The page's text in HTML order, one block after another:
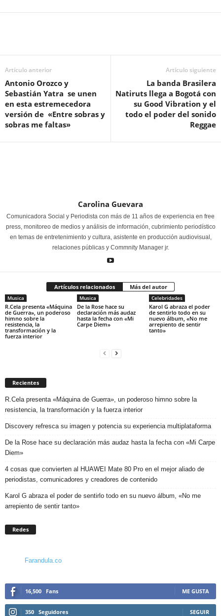
Artículo anterior
Antonio Orozco y
Sebastián Yatra se unen
en esta estremecedora
versión de «Entre sobras y
sobras me faltas»
Artículo siguiente
La banda Brasilera
Natiruts llega a Bogotá con
su Good Vibration y el
todo el poder del sonido
Reggae
Carolina Guevara
Comunicadora Social y Periodista con más de 11 años de experiencia en free
press, monitoreo de medios y análisis de información, cubrimiento periodístico
en temas de entretenimiento y cultura, asistente en producción audiovisual,
relaciones públicas y Commnity Manager jr.
Artículos relacionados Más del autor
Musica
R.Cela presenta «Máquina
de Guerra», un poderoso
himno sobre la
resistencia, la
transformación y la
fuerza interior
Musica
De la Rose hace su
declaración más audaz
hasta la fecha con «Mi
Carpe Diem»
Celebridades
Karol G abraza el poder
de sentirlo todo en su
nuevo álbum, «No me
arrepiento de sentir
tanto»
Recientes
R.Cela presenta «Máquina de Guerra», un poderoso himno sobre la
resistencia, la transformación y la fuerza interior
Discovery refresca su imagen y potencia su experiencia multiplataforma
De la Rose hace su declaración más audaz hasta la fecha con «Mi Carpe
Diem»
4 cosas que convierten al HUAWEI Mate 80 Pro en el mejor aliado de
periodistas, comunicadores y creadores de contenido
Karol G abraza el poder de sentirlo todo en su nuevo álbum, «No me
arrepiento de sentir tanto»
Redes
Farandula.co
16,500 Fans ME GUSTA
350 Seguidores SEGUIR